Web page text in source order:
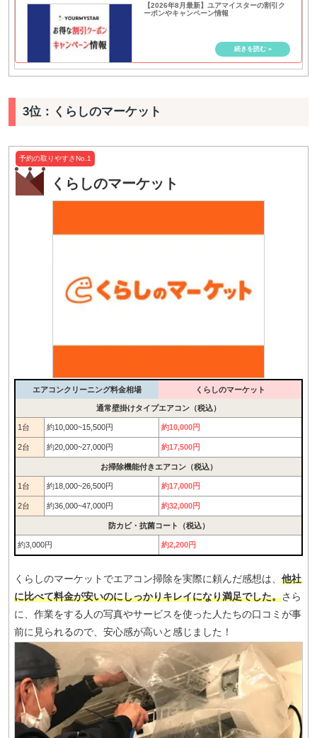
【2026年8月最新】ユアマイスターの割引ク
ーポンやキャンペーン情報
3位：くらしのマーケット
予約の取りやすさNo.1
くらしのマーケット
エアコンクリーニング料金相場 くらしのマーケット
通常壁掛けタイプエアコン（税込）
1台 約10,000~15,500円 約10,000円
2台 約20,000~27,000円 約17,500円
お掃除機能付きエアコン（税込）
1台 約18,000~26,500円 約17,000円
2台 約36,000~47,000円 約32,000円
防カビ・抗菌コート（税込）
約3,000円 約2,200円
くらしのマーケットでエアコン掃除を実際に頼んだ感想は、 他社
に比べて料金が安いのにしっかりキレイになり満足でした。さら
に、作業をする人の写真やサービスを使った人たちの口コミが事
前に見られるので、安心感が高いと感じました！